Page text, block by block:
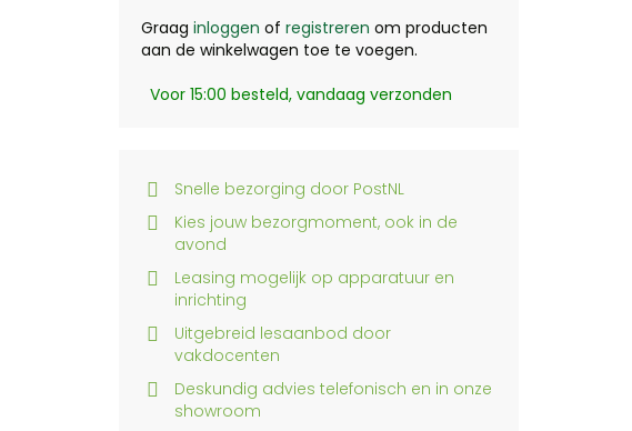
Graag inloggen of registreren om producten
aan de winkelwagen toe te voegen.
Voor 15:00 besteld, vandaag verzonden
Snelle bezorging door PostNL
Kies jouw bezorgmoment, ook in de
avond
Leasing mogelijk op apparatuur en
inrichting
Uitgebreid lesaanbod door
vakdocenten
Deskundig advies telefonisch en in onze
showroom